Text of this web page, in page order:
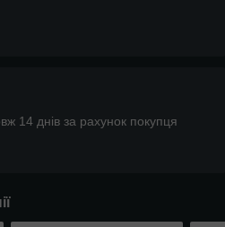
14 днів за рахунок покупця